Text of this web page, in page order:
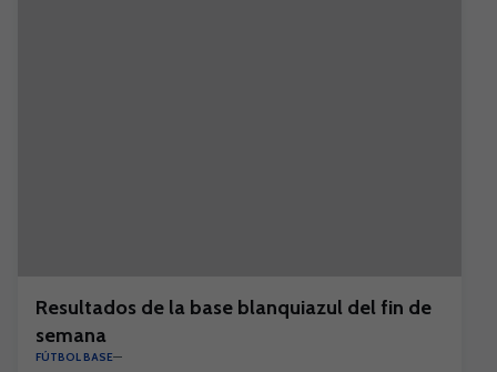
Resultados de la base blanquiazul del fin de
semana
FÚTBOL BASE